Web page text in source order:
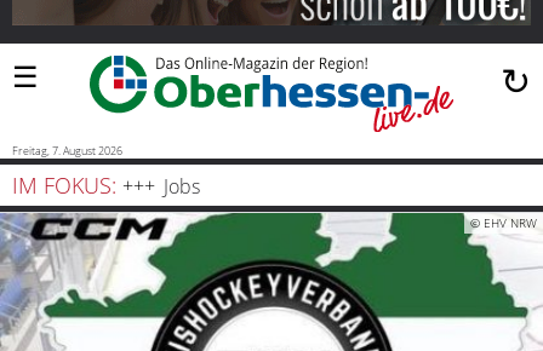
Startseite
Blaulicht
Sport
Politik
Bauen
und
Wohnen
Freizeit
☰ ↻
Freitag, 7. August 2026
IM FOKUS: Jobs
© EHV NRW